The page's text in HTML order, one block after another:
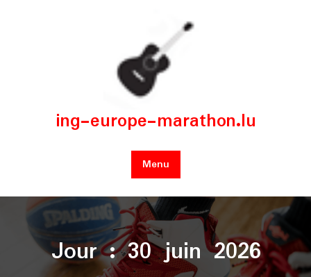
ing-europe-marathon.lu
Menu
Jour :30 juin 2026